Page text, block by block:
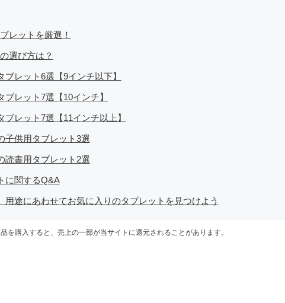
レットを厳選！
選び方は？
ブレット6選【9インチ以下】
ブレット7選【10インチ】
ブレット7選【11インチ以上】
子供用タブレット3選
読書用タブレット2選
に関するQ&A
用途にあわせてお気に入りのタブレットを見つけよう
を購入すると、売上の一部が当サイトに還元されることがあります。